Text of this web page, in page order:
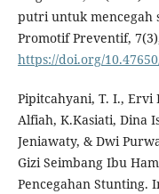
putri untuk mencegah
Promotif Preventif,
https://doi.org/
Pipitcahyani, T. I., Ervi
Alfiah, K.Kasiati, Dina
Jeniawaty, & Dwi
Gizi Seimbang Ibu
Pencegahan Stunting.